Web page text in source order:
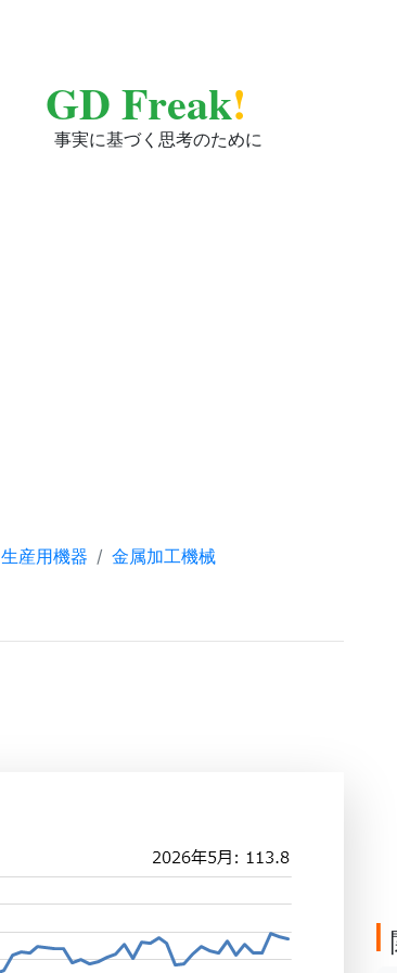
GD Freak!
事実に基づく思考のために
生産用機器 金属加工機械